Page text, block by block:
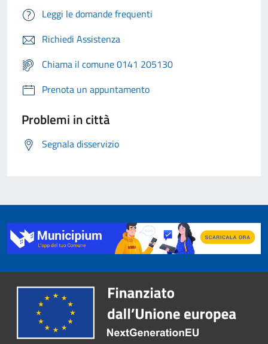
Leggi le domande frequenti
Richiedi Assistenza
Chiama il comune 0141 205130
Prenota un appuntamento
Problemi in città
Segnala disservizio